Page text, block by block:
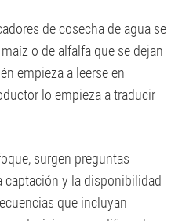
de cosecha de agua se
o de alfalfa que se dejan
empieza a leerse en
lo empieza a traducir
surgen preguntas
y la disponibilidad
que incluyan